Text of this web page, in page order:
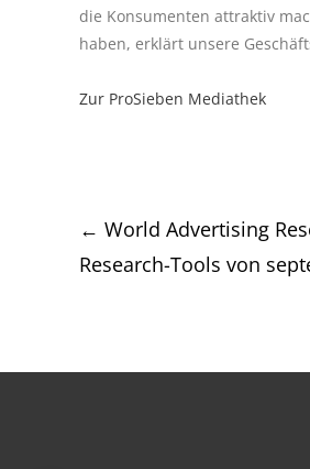
die Konsumenten attraktiv
haben, erklärt unsere
Zur ProSieben Mediathek
Post
← World Advertising
Research-Tools von